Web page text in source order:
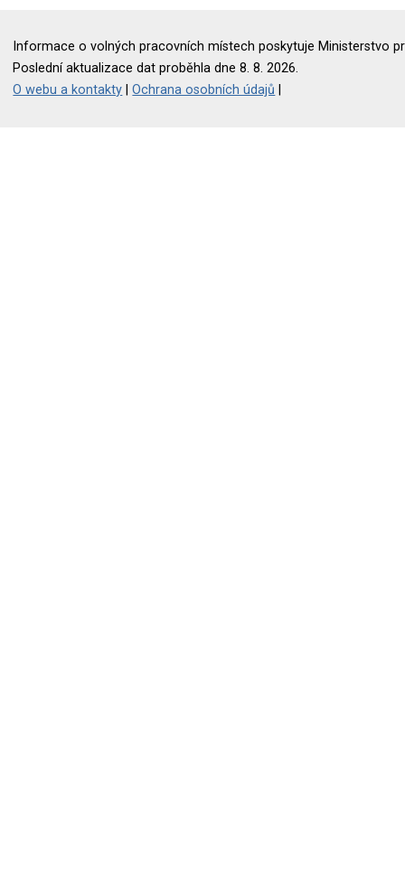
Informace o volných pracovních místech poskytuje Ministerstvo
Poslední aktualizace dat proběhla dne 8. 8. 2026.
O webu a kontakty |Ochrana osobních údajů